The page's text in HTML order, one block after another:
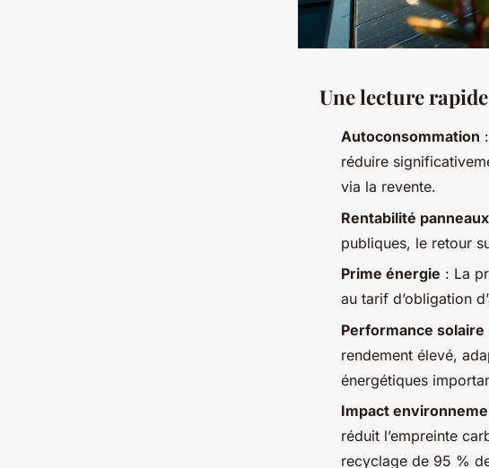
Une lecture rapide
Autoconsommation
réduire
via la revente.
Rentabilité
publiques, le retour
Prime énergie : La
au tarif d’obligation
Performance solaire
rendement élevé,
énergétiques
Impact
réduit l’empreinte
recyclage de 95 %